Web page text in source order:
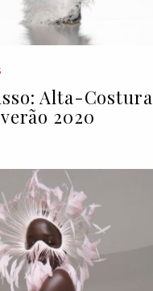
Alta-Costura
2020